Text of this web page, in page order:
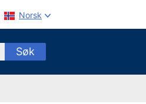
Norsk
Søk